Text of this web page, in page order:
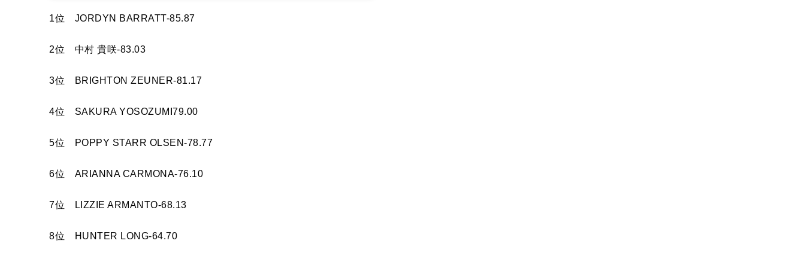
1位 JORDYN BARRATT-85.87
2位 中村 貴咲-83.03
3位 BRIGHTON ZEUNER-81.17
4位 SAKURA YOSOZUMI79.00
5位 POPPY STARR OLSEN-78.77
6位 ARIANNA CARMONA-76.10
7位 LIZZIE ARMANTO-68.13
8位 HUNTER LONG-64.70